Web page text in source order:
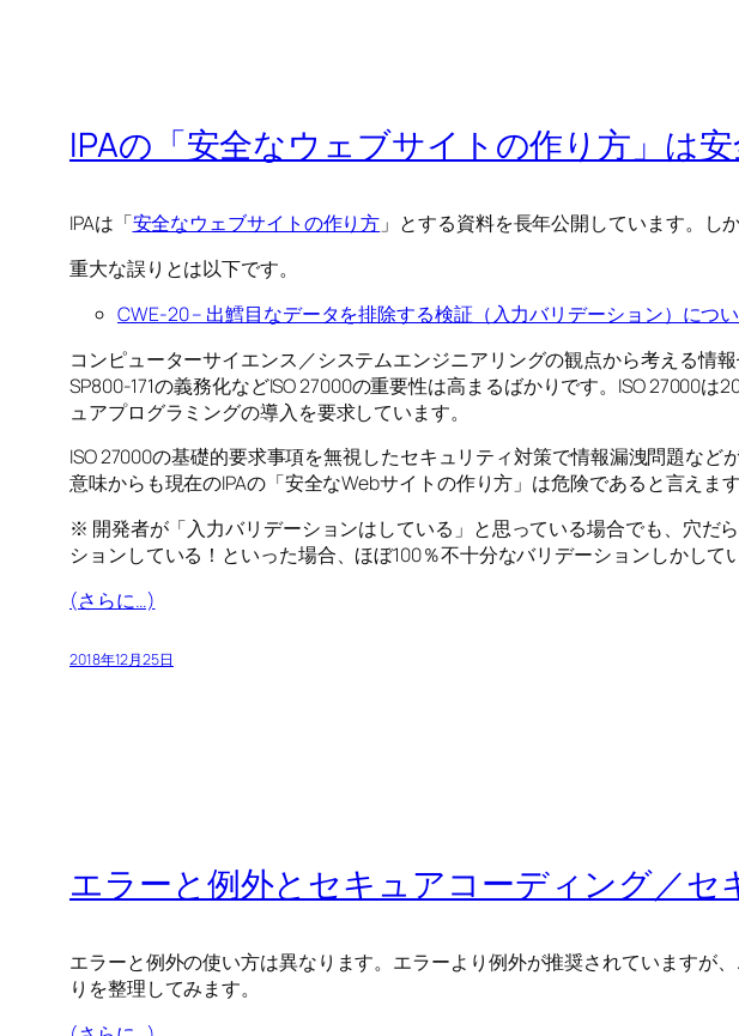
IPAの「安全なウェブサイトの作り方」は
IPAは「安全なウェブサイトの作り方 」とする資料を長年公開しています。し
重大な誤りとは以下です。
CWE-20 – 出鱈目なデータを排除する検証（入力バリデーション）につ
コンピューターサイエンス／システムエンジニアリングの観点から考える情
SP800-171の義務化などISO 27000の重要性は高まるばかりです。ISO 27000は
ュアプログラミングの導入を要求しています。
ISO 27000の基礎的要求事項を無視したセキュリティ対策で情報漏洩問題な
意味からも現在のIPAの「安全なWebサイトの作り方」は危険であると言えます
※ 開発者が「入力バリデーションはしている」と思っている場合でも、穴だ
ションしている！といった場合、ほぼ100％不十分なバリデーションしかして
(さらに…)
2018年12月25日
エラーと例外とセキュアコーディング／
エラーと例外の使い方は異なります。エラーより例外が推奨されていますが
りを整理してみます。